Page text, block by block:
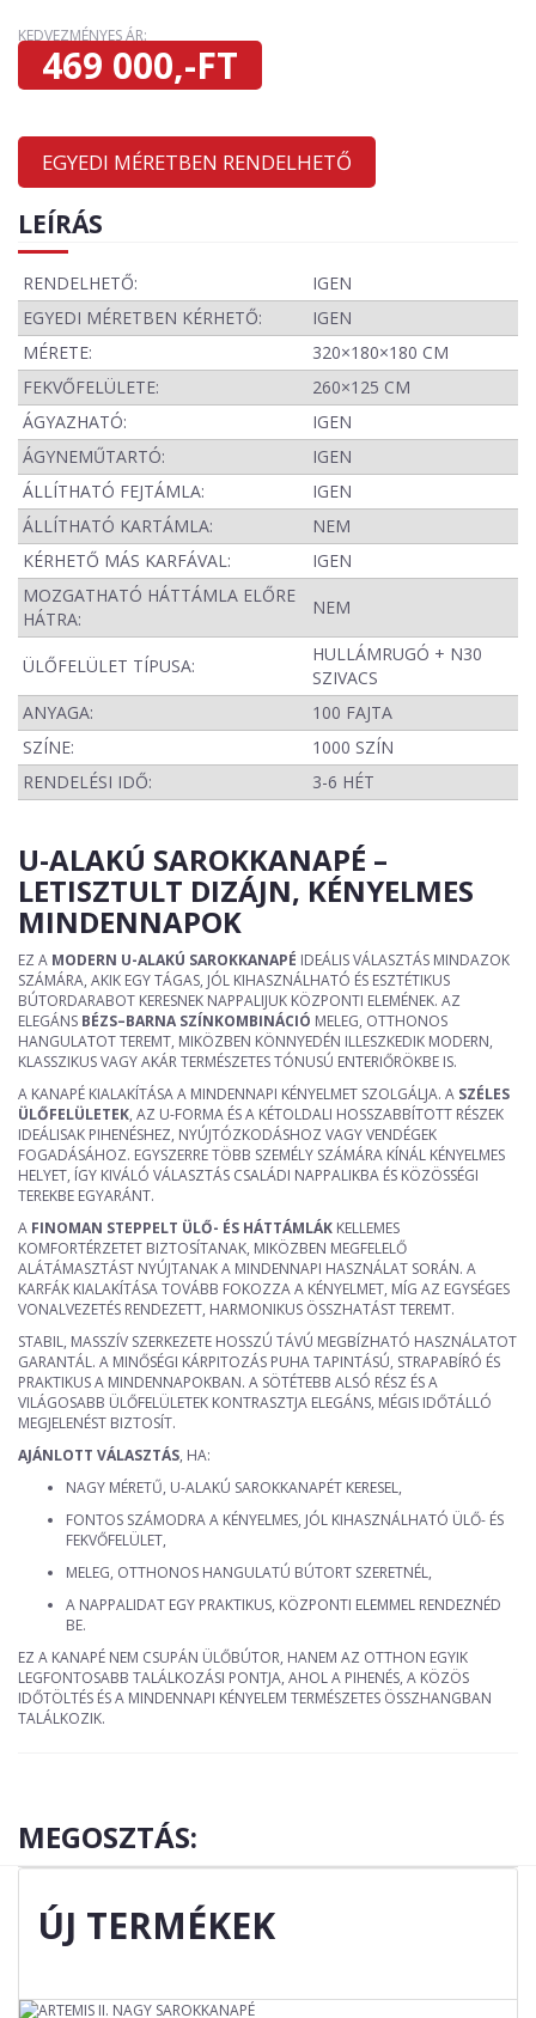
KEDVEZMÉNYES ÁR:
469 000,-FT
EGYEDI MÉRETBEN RENDELHETŐ
LEÍRÁS
RENDELHETŐ:
IGEN
EGYEDI MÉRETBEN KÉRHETŐ:
IGEN
MÉRETE:
320×180×180 CM
FEKVŐFELÜLETE:
260×125 CM
ÁGYAZHATÓ:
IGEN
ÁGYNEMŰTARTÓ:
IGEN
ÁLLÍTHATÓ FEJTÁMLA:
IGEN
ÁLLÍTHATÓ KARTÁMLA:
NEM
KÉRHETŐ MÁS KARFÁVAL:
IGEN
MOZGATHATÓ HÁTTÁMLA ELŐRE
HÁTRA:
NEM
ÜLŐFELÜLET TÍPUSA:
HULLÁMRUGÓ + N30
SZIVACS
ANYAGA:
100 FAJTA
SZÍNE:
1000 SZÍN
RENDELÉSI IDŐ:
3-6 HÉT
U-ALAKÚ SAROKKANAPÉ –
LETISZTULT DIZÁJN, KÉNYELMES
MINDENNAPOK
EZ A MODERN U-ALAKÚ SAROKKANAPÉ IDEÁLIS VÁLASZTÁS MINDAZOK
SZÁMÁRA, AKIK EGY TÁGAS, JÓL KIHASZNÁLHATÓ ÉS ESZTÉTIKUS
BÚTORDARABOT KERESNEK NAPPALIJUK KÖZPONTI ELEMÉNEK. AZ
ELEGÁNS BÉZS–BARNA SZÍNKOMBINÁCIÓ MELEG, OTTHONOS
HANGULATOT TEREMT, MIKÖZBEN KÖNNYEDÉN ILLESZKEDIK MODERN,
KLASSZIKUS VAGY AKÁR TERMÉSZETES TÓNUSÚ ENTERIŐRÖKBE IS.
A KANAPÉ KIALAKÍTÁSA A MINDENNAPI KÉNYELMET SZOLGÁLJA. A SZÉLES
ÜLŐFELÜLETEK, AZ U-FORMA ÉS A KÉTOLDALI HOSSZABBÍTOTT RÉSZEK
IDEÁLISAK PIHENÉSHEZ, NYÚJTÓZKODÁSHOZ VAGY VENDÉGEK
FOGADÁSÁHOZ. EGYSZERRE TÖBB SZEMÉLY SZÁMÁRA KÍNÁL KÉNYELMES
HELYET, ÍGY KIVÁLÓ VÁLASZTÁS CSALÁDI NAPPALIKBA ÉS KÖZÖSSÉGI
TEREKBE EGYARÁNT.
A FINOMAN STEPPELT ÜLŐ- ÉS HÁTTÁMLÁK KELLEMES
KOMFORTÉRZETET BIZTOSÍTANAK, MIKÖZBEN MEGFELELŐ
ALÁTÁMASZTÁST NYÚJTANAK A MINDENNAPI HASZNÁLAT SORÁN. A
KARFÁK KIALAKÍTÁSA TOVÁBB FOKOZZA A KÉNYELMET, MÍG AZ EGYSÉGES
VONALVEZETÉS RENDEZETT, HARMONIKUS ÖSSZHATÁST TEREMT.
STABIL, MASSZÍV SZERKEZETE HOSSZÚ TÁVÚ MEGBÍZHATÓ HASZNÁLATOT
GARANTÁL. A MINŐSÉGI KÁRPITOZÁS PUHA TAPINTÁSÚ, STRAPABÍRÓ ÉS
PRAKTIKUS A MINDENNAPOKBAN. A SÖTÉTEBB ALSÓ RÉSZ ÉS A
VILÁGOSABB ÜLŐFELÜLETEK KONTRASZTJA ELEGÁNS, MÉGIS IDŐTÁLLÓ
MEGJELENÉST BIZTOSÍT.
AJÁNLOTT VÁLASZTÁS, HA:
NAGY MÉRETŰ, U-ALAKÚ SAROKKANAPÉT KERESEL,
FONTOS SZÁMODRA A KÉNYELMES, JÓL KIHASZNÁLHATÓ ÜLŐ- ÉS
FEKVŐFELÜLET,
MELEG, OTTHONOS HANGULATÚ BÚTORT SZERETNÉL,
A NAPPALIDAT EGY PRAKTIKUS, KÖZPONTI ELEMMEL RENDEZNÉD
BE.
EZ A KANAPÉ NEM CSUPÁN ÜLŐBÚTOR, HANEM AZ OTTHON EGYIK
LEGFONTOSABB TALÁLKOZÁSI PONTJA, AHOL A PIHENÉS, A KÖZÖS
IDŐTÖLTÉS ÉS A MINDENNAPI KÉNYELEM TERMÉSZETES ÖSSZHANGBAN
TALÁLKOZIK.
MEGOSZTÁS:
ÚJ TERMÉKEK